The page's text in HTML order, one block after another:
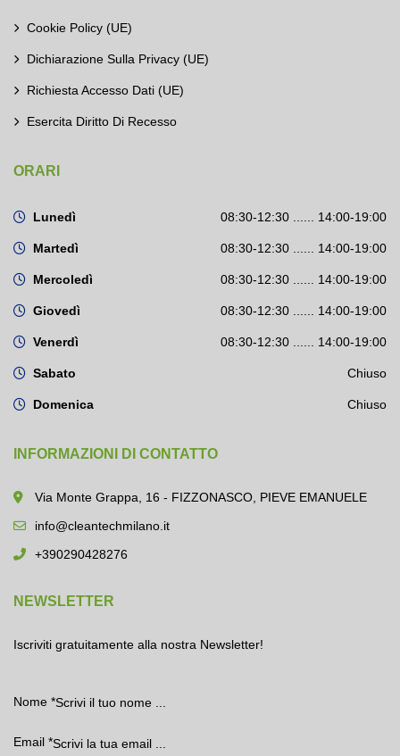
Cookie Policy (UE)
Dichiarazione Sulla Privacy (UE)
Richiesta Accesso Dati (UE)
Esercita Diritto Di Recesso
ORARI
Lunedì 08:30-12:30 ...... 14:00-19:00
Martedì 08:30-12:30 ...... 14:00-19:00
Mercoledì 08:30-12:30 ...... 14:00-19:00
Giovedì 08:30-12:30 ...... 14:00-19:00
Venerdì 08:30-12:30 ...... 14:00-19:00
Sabato Chiuso
Domenica Chiuso
INFORMAZIONI DI CONTATTO
Via Monte Grappa, 16 - FIZZONASCO, PIEVE EMANUELE
info@cleantechmilano.it
+390290428276
NEWSLETTER
Iscriviti gratuitamente alla nostra Newsletter!
Nome *
Email *